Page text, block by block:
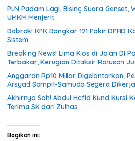
PLN Padam Lagi, Bising Suara Genset,
UMKM Menjerit
Bobrok! KPK Bongkar 191 Pokir DPRD
Sistem
Breaking News! Lima Kios di Jalan DI
Terbakar, Kerugian Ditaksir Ratusan
Anggaran Rp10 Miliar Digelontorkan,
Arsyad Sampit-Samuda Segera
Akhirnya Sah! Abdul Hafid Kunci Kursi
Terima SK dari Zulhas
Bagikan ini: